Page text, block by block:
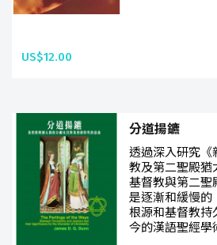
US$12.00
分道揚鑣
透過深入研究《
教及第二聖殿猶
基督教與第二聖
是逐漸和緩慢的
根源和基督教持
今的漢語聖經學